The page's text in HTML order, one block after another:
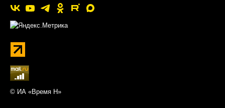
© ИА «Время Н»